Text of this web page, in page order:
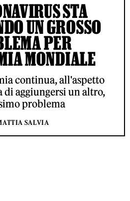
STA
UN GROSSO
PER
MONDIALE
continua, all'aspetto
di aggiungersi un altro,
problema
SALVIA